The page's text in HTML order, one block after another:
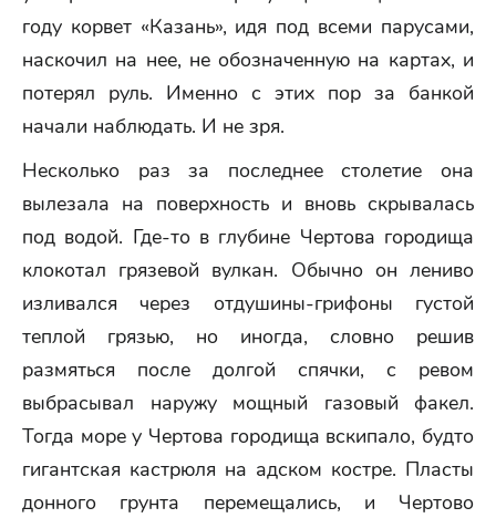
году корвет «Казань», идя под всеми парусами,
наскочил на нее, не обозначенную на картах, и
потерял руль. Именно с этих пор за банкой
начали наблюдать. И не зря.
Несколько раз за последнее столетие она
вылезала на поверхность и вновь скрывалась
под водой. Где-то в глубине Чертова городища
клокотал грязевой вулкан. Обычно он лениво
изливался через отдушины-грифоны густой
теплой грязью, но иногда, словно решив
размяться после долгой спячки, с ревом
выбрасывал наружу мощный газовый факел.
Тогда море у Чертова городища вскипало, будто
гигантская кастрюля на адском костре. Пласты
донного грунта перемещались, и Чертово